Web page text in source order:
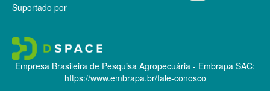
Suportado por
Empresa Brasileira de Pesquisa Agropecuária - Embrapa SAC:
https://www.embrapa.br/fale-conosco